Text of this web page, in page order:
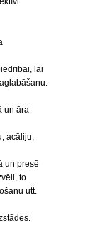
lai
un āra
acāliju,
un presē
to
utt.